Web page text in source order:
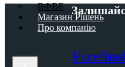
ВФВБ
Магазин Рішень
Про компанію